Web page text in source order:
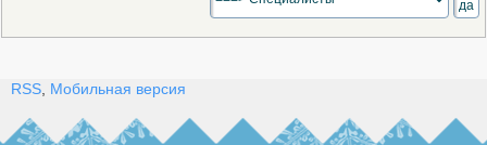
RSS Мобильная версия